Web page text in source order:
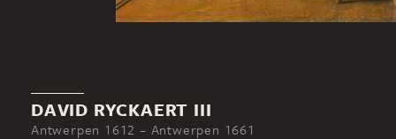
DAVID RYCKAERT III
Antwerpen 1612 – Antwerpen 1661